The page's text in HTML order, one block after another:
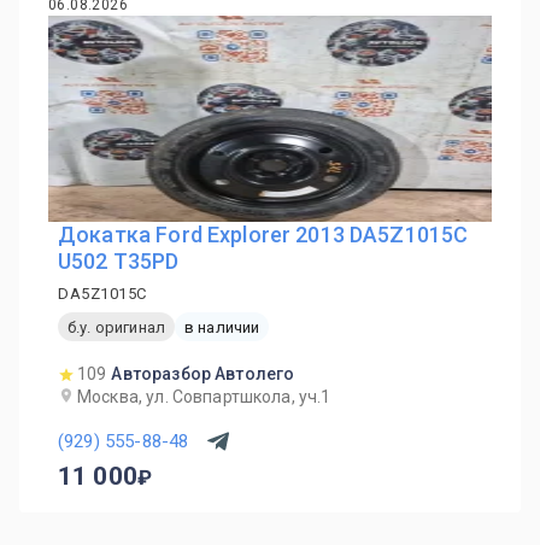
06.08.2026
Докатка Ford Explorer 2013 DA5Z1015C
U502 T35PD
DA5Z1015C
б.у. оригинал
в наличии
109 Авторазбор Автолего
Москва, ул. Совпартшкола, уч.1
(929) 555-88-48
11 000